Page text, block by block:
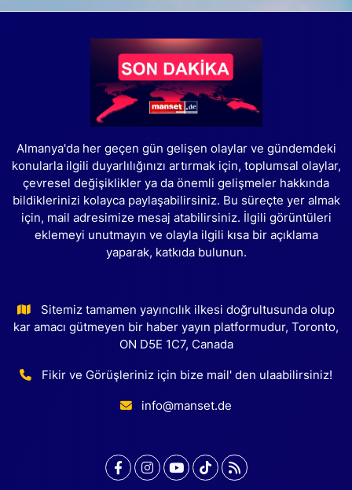
Almanya'da her geçen gün gelişen olaylar ve gündemdeki
konularla ilgili duyarlılığınızı artırmak için, toplumsal olaylar,
çevresel değişiklikler ya da önemli gelişmeler hakkında
bildiklerinizi kolayca paylaşabilirsiniz. Bu süreçte yer almak
için, mail adresimize mesaj atabilirsiniz. İlgili görüntüleri
eklemeyi unutmayın ve olayla ilgili kısa bir açıklama
yaparak, katkıda bulunun.
Sitemiz tamamen yayıncılık ilkesi doğrultusunda olup
kar amacı gütmeyen bir haber yayın platformudur, Toronto,
ON D5E 1C7, Canada
Fikir ve Görüşleriniz için bize mail' den ulaabilirsiniz!
info@manset.de